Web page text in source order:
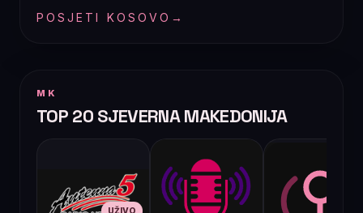
POSJETI KOSOVO →
MK
TOP 20 SJEVERNA MAKEDONIJA
UŽIVO